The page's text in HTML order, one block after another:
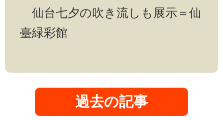
仙台七夕の吹き流しも展示＝仙
臺緑彩館
過去の記事